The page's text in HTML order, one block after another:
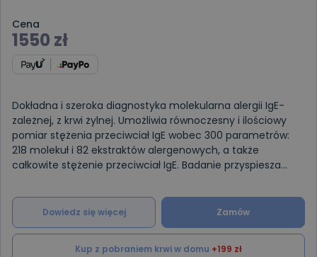
Cena
1550 zł
Dokładna i szeroka diagnostyka molekularna alergii IgE-
zależnej, z krwi żylnej. Umożliwia równoczesny i ilościowy
pomiar stężenia przeciwciał IgE wobec 300 parametrów:
218 molekuł i 82 ekstraktów alergenowych, a także
całkowite stężenie przeciwciał IgE. Badanie przyspiesza
Dowiedz się więcej Zamów
Kup z pobraniem krwi w domu +199 zł